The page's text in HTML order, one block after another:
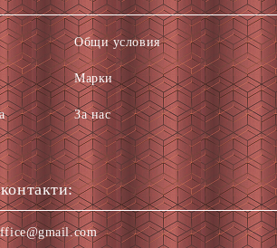
Общи условия
Марки
За нас